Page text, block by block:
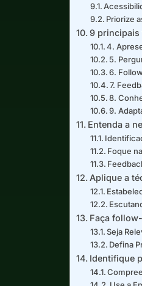
Priorize
9 principais
4.
5.
6.
7.
8.
9.
Entenda a
Foque
Aplique a
Faça
Seja
Defina
Identifique